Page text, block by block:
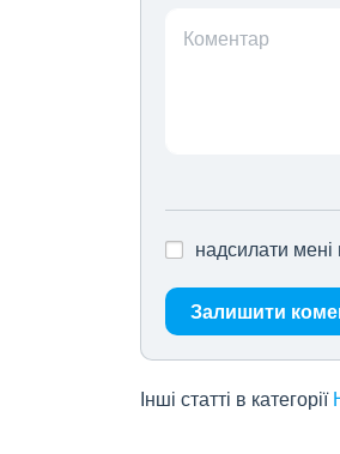
Коментар
надсилати мені
Залишити
Інші статті в категорії